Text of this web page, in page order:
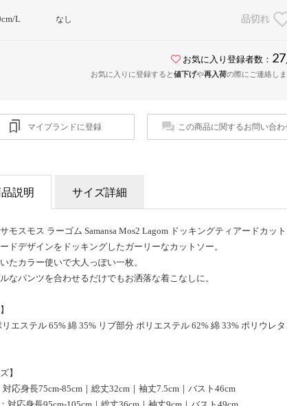
L なし 品切れ
お気に入り登録者数： 27
お気に入りに登録すると値下げや再入荷の際にご連絡し
マイブランドに登録 この商品に関するお問い合わ
説明 サイズ詳細
モスモス ラーゴム Samansa Mos2 Lagom ドッキングティアードカッ
ドデザインをドッキングしたガーリーなカットソー。
たカラー使いで大人っぽい一枚。
なパンツを合わせるだけでもお洒落な着こなしに。
エステル 65% 綿 35% リブ部分 ポリエステル 62% 綿 33% ポリウレタ
】
対応身長75cm-85cm｜総丈32cm｜袖丈7.5cm｜バスト46cm